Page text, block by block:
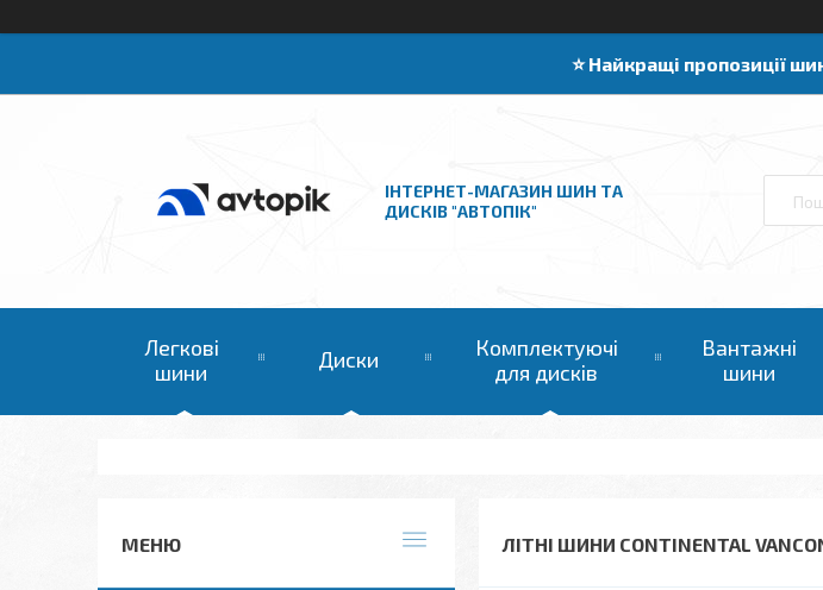
⭐️ Найкращі пропозиції
ІНТЕРНЕТ-МАГАЗИН ШИН ТА
ДИСКІВ "АВТОПІК"
Легкові
шини
Диски
Комплектуючі
для дисків
Вантажні
шини
ЛІТНІ ШИНИ CONTINENTAL